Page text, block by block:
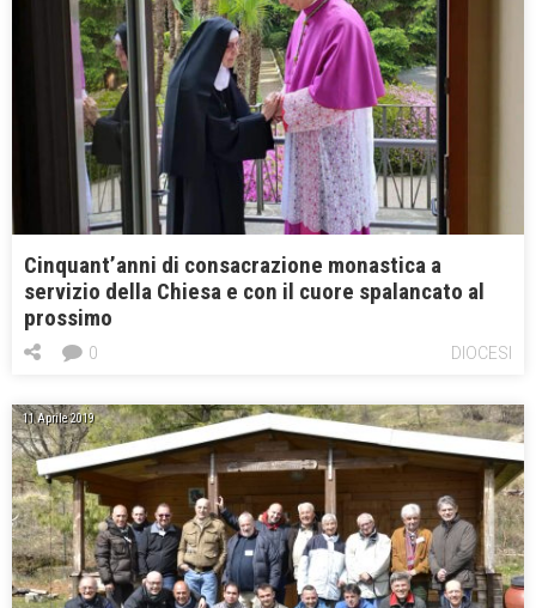
Cinquant’anni di consacrazione monastica a
servizio della Chiesa e con il cuore spalancato al
prossimo
DIOCESI
0
11 Aprile 2019